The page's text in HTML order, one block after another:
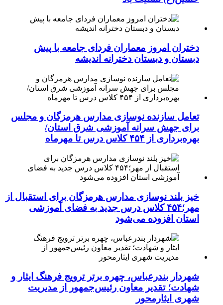
دختران امروز معماران فردای جامعه با پیش
دبستان و دبستان دخترانه اندیشه
تعامل سازنده نوسازی مدارس هرمزگان و مجلس
برای جهش سرانه آموزشی شرق استان/
بهره‌برداری از ۴۵۴ کلاس درس تا مهرماه
خیز بلند نوسازی مدارس هرمزگان برای استقبال از
مهر؛۴۵۴ کلاس درس جدید به فضای آموزشی
استان افزوده می‌شود
شهردار بندرعباس، چهره برتر ترویج فرهنگ ایثار و
شهادت؛ تقدیر معاون رئیس‌جمهور از مدیریت
شهری ایثارمحور